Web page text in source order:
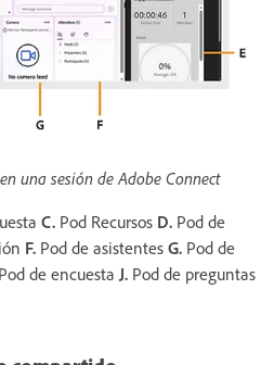
una sesión de Adobe Connect
C. Pod Recursos D. Pod de
F. Pod de asistentes G. Pod de
Pod de encuestaJ. Pod de preguntas